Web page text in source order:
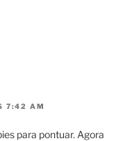
7:42 AM
para pontuar. Agora